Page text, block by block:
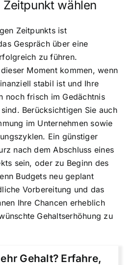
wählen
Zeitpunkts ist
Gespräch über eine
zu führen.
Moment kommen, wenn
stabil ist und Ihre
noch frisch im Gedächtnis
Berücksichtigen Sie auch
im Unternehmen sowie
Ein günstiger
nach dem Abschluss eines
sein, oder zu Beginn des
Budgets neu geplant
Vorbereitung und das
Ihre Chancen erheblich
Gehaltserhöhung zu
Gehalt? Erfahre,